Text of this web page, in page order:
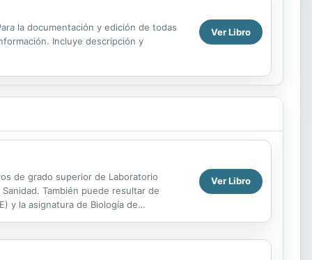
la documentación y edición de todas
Incluye descripción y
Ver Libro
de grado superior de Laboratorio
También puede resultar de
y la asignatura de Biología de
Ver Libro